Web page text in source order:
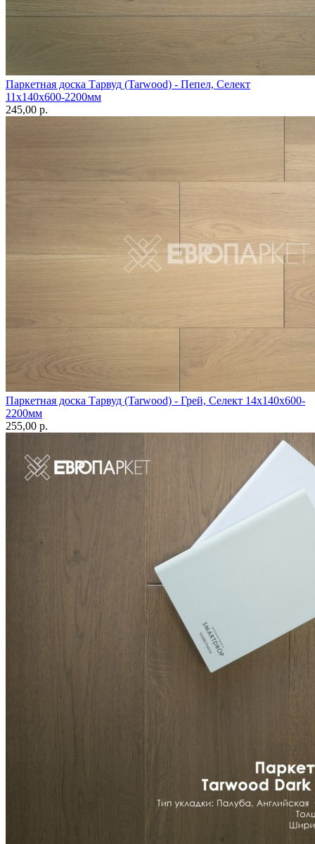
Паркетная доска Тарвуд (Tarwood) - Пепел, Селект
11х140х600-2200мм
245,00 p.
Паркетная доска Тарвуд (Tarwood) - Грей, Селект 14х140х600-
2200мм
255,00 p.